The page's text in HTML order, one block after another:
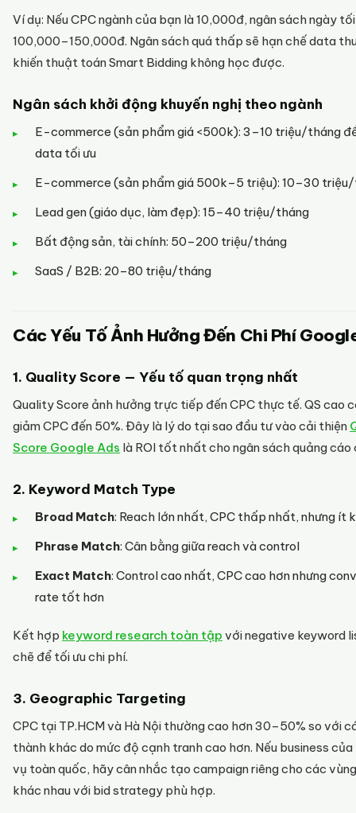
Ví dụ: Nếu CPC ngành của bạn là 10,000đ, ngân sách ngày
100,000–150,000đ. Ngân sách quá thấp sẽ hạn chế data
khiến thuật toán Smart Bidding không học được.
Ngân sách khởi động khuyến nghị theo ngành
E-commerce (sản phẩm giá <500k): 3–10 triệu/tháng
data tối ưu
E-commerce (sản phẩm giá 500k–5 triệu): 10–30
Lead gen (giáo dục, làm đẹp): 15–40 triệu/tháng
Bất động sản, tài chính: 50–200 triệu/tháng
SaaS / B2B: 20–80 triệu/tháng
Các Yếu Tố Ảnh Hưởng Đến Chi Phí
1. Quality Score — Yếu tố quan trọng nhất
Quality Score ảnh hưởng trực tiếp đến CPC thực tế. QS cao
giảm CPC đến 50%. Đây là lý do tại sao đầu tư vào cải thiện
Score Google Ads là ROI tốt nhất cho ngân sách quảng cáo
2. Keyword Match Type
Broad Match: Reach lớn nhất, CPC thấp nhất, nhưng ít
Phrase Match: Cân bằng giữa reach và control
Exact Match: Control cao nhất, CPC cao hơn nhưng
rate tốt hơn
Kết hợp keyword research toàn tập với negative keyword
chẽ để tối ưu chi phí.
3. Geographic Targeting
CPC tại TP.HCM và Hà Nội thường cao hơn 30–50% so với
thành khác do mức độ cạnh tranh cao hơn. Nếu business
vụ toàn quốc, hãy cân nhắc tạo campaign riêng cho các
khác nhau với bid strategy phù hợp.